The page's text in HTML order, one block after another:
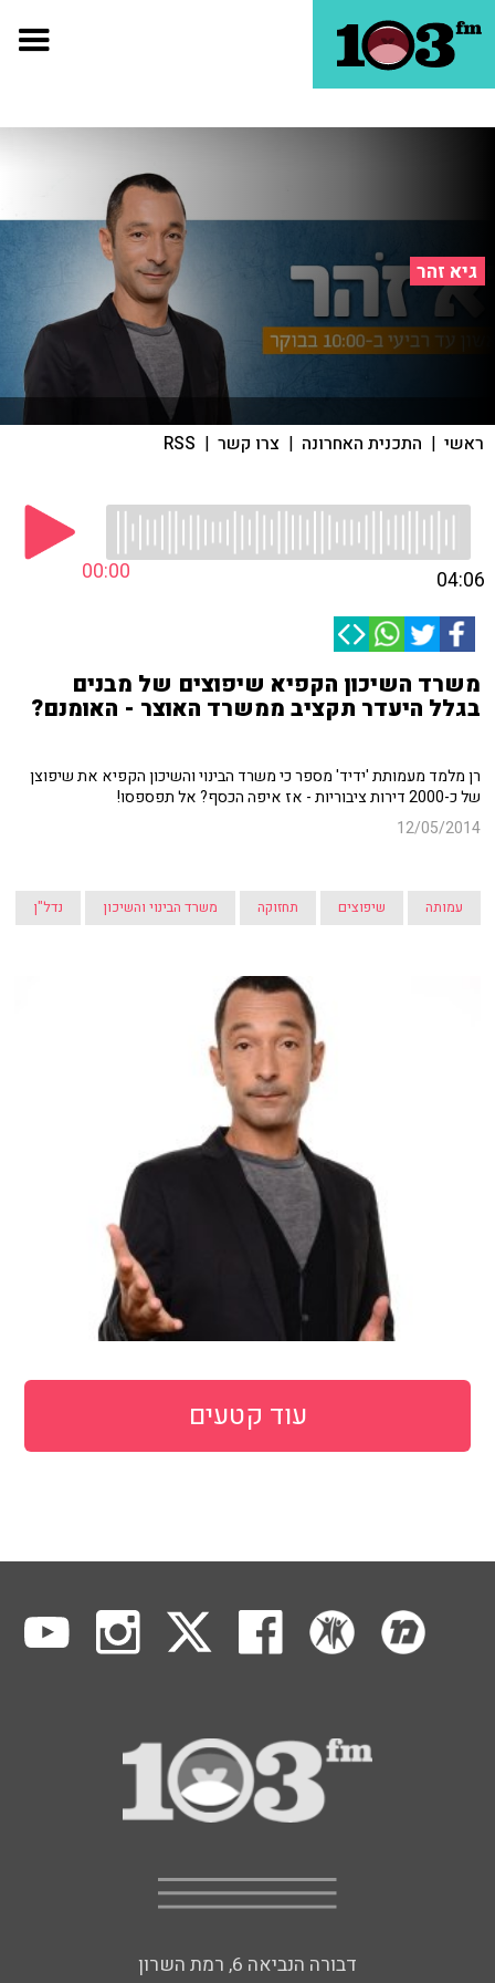
גיא זהר
ראשי | התכנית האחרונה | צרו קשר |
RSS
00:00 04:06
משרד השיכון הקפיא שיפוצים של מבנים
בגלל היעדר תקציב ממשרד האוצר - האומנם?
רן מלמד מעמותת 'ידיד' מספר כי משרד הבינוי והשיכון הקפיא את שיפוצן
של כ-2000 דירות ציבוריות - אז איפה הכסף? אל תפספסו!
12/05/2014
עמותה שיפוצים תחזוקה משרד הבינוי והשיכון נדל"ן
עוד קטעים
דבורה הנביאה 6, רמת השרון